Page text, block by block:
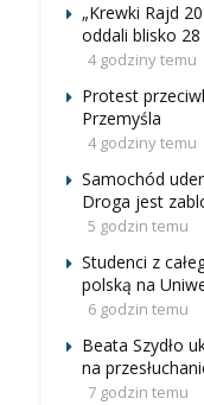
„Krewki Rajd
oddali blisko
4 godziny temu
Protest
Przemyśla
4 godziny temu
Samochód
Droga jest
5 godzin temu
Studenci z
polską na
6 godzin temu
Beata Szydło
na
7 godzin temu